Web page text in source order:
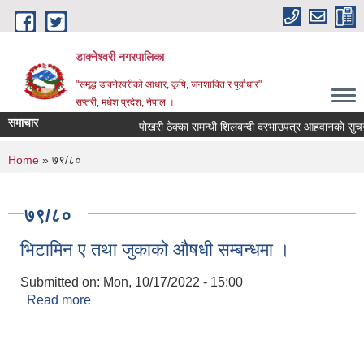
Skip to main content
डाक्नेश्वरी नगरपालिका
"समृद्ध डाक्नेश्वरीको आधार, कृषि, जनशाक्ति र पूर्वाधार"
सप्तरी, मधेश प्रदेश, नेपाल ।
समाचार पोखरी ठेक्का समन्धी शिलबन्दी दरभाउपत्र आहवानकाे सुचना
You are here
Home » ७९/८०
७९/८०
भिटामिन ए तथा जुकाको औषधी सम्बन्धमा ।
Submitted on: Mon, 10/17/2022 - 15:00
Read more